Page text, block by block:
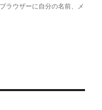
ラウザーに自分の名前、メ